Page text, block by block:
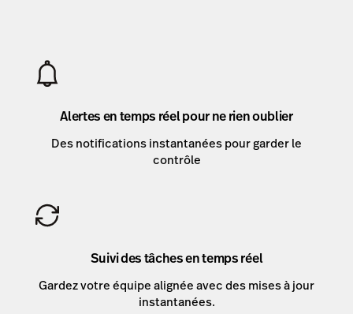
Alertes en temps réel pour ne rien oublier
Des notifications instantanées pour garder le
contrôle
Suivi des tâches en temps réel
Gardez votre équipe alignée avec des mises à jour
instantanées.